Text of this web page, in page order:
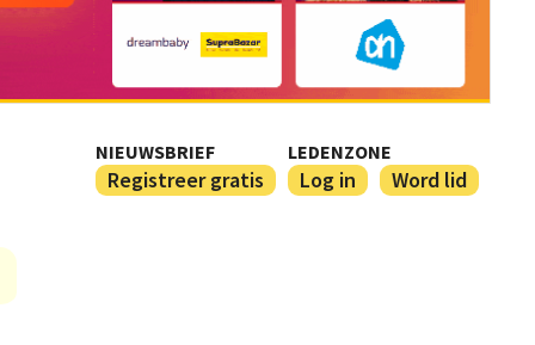
NIEUWSBRIEF
Registreer gratis
LEDENZONE
Log in Word lid